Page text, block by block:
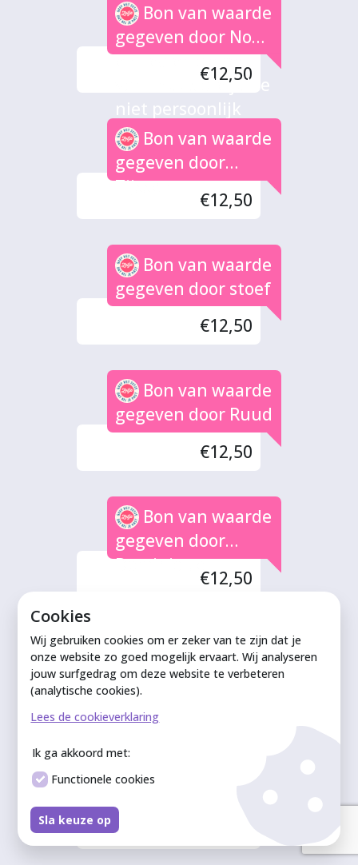
Cookies
Wij gebruiken cookies om er zeker van te zijn dat je
onze website zo goed mogelijk ervaart. Wij analyseren
jouw surfgedrag om deze website te verbeteren
(analytische cookies).
Lees de cookieverklaring
Ik ga akkoord met:
Functionele cookies
Sla keuze op
Bon van waarde
gegeven door Noah
en Lea en de rest
vant huus die jullie
kennen maar wel
van harte gunnen!
€12,50
Bon van waarde
gegeven door
Tijssen
€12,50
Bon van waarde
gegeven door stoef
€12,50
Bon van waarde
gegeven door Ruud
€12,50
Bon van waarde
gegeven door
Dominique
€12,50
Bon van waarde
gegeven door
Grandad
Ronald